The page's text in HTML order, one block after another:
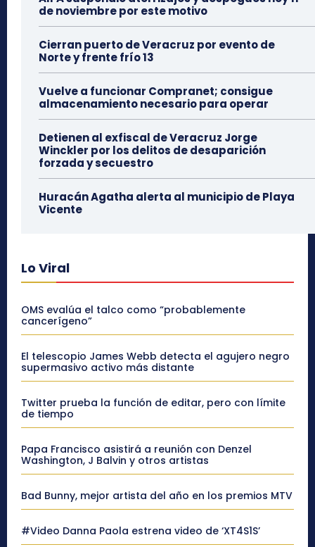
de noviembre por este motivo
Cierran puerto de Veracruz por evento de
Norte y frente frío 13
Vuelve a funcionar Compranet; consigue
almacenamiento necesario para operar
Detienen al exfiscal de Veracruz Jorge
Winckler por los delitos de desaparición
forzada y secuestro
Huracán Agatha alerta al municipio de Playa
Vicente
Lo Viral
OMS evalúa el talco como “probablemente
cancerígeno”
El telescopio James Webb detecta el agujero negro
supermasivo activo más distante
Twitter prueba la función de editar, pero con límite
de tiempo
Papa Francisco asistirá a reunión con Denzel
Washington, J Balvin y otros artistas
Bad Bunny, mejor artista del año en los premios MTV
#Video Danna Paola estrena video de ‘XT4S1S’